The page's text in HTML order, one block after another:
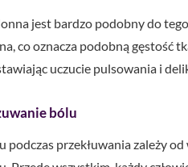
jest bardzo podobny do
co oznacza podobną gęstość
uczucie pulsowania i
bólu
przekłuwania zależy